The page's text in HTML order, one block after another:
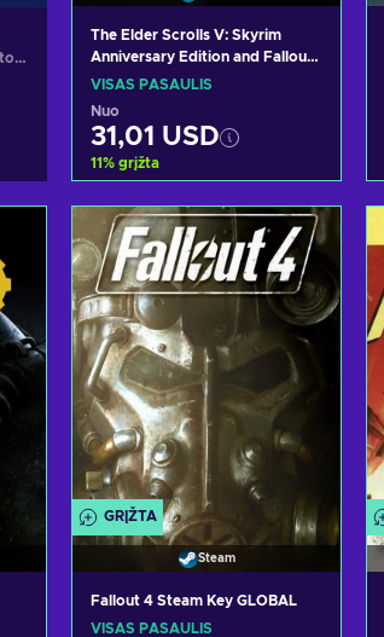
The Elder Scrolls V: Skyrim
Anniversary Edition and Fallout
4 G.O.T.Y Bundle (PC) Steam
VISAS PASAULIS
Nuo
31,01 USD
11% grįžta
Pridėti į krepšelį
Peržiūrėti pasiūlymus
GRĮŽTA
Steam
Fallout 4 Steam Key GLOBAL
VISAS PASAULIS